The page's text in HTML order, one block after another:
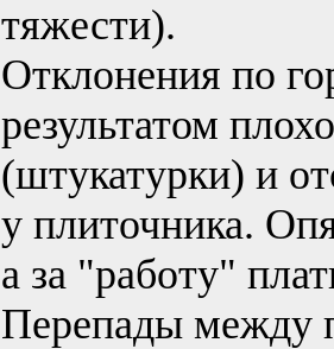
тяжести).
Отклонения по
результатом
(штукатурки) и
у плиточника.
а за "работу"
Перепады между